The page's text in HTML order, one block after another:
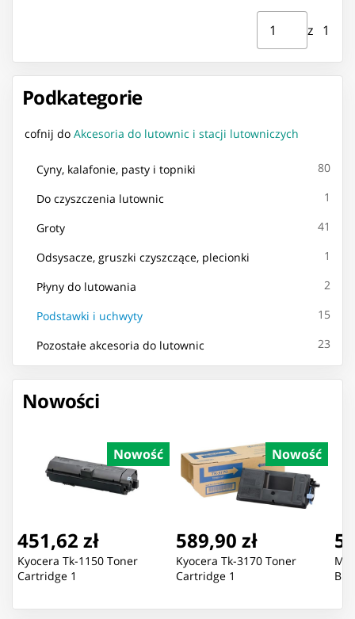
Podkategorie
cofnij do Akcesoria do lutownic i stacji lutowniczych
Cyny, kalafonie, pasty i topniki 80
Do czyszczenia lutownic 1
Groty 41
Odsysacze, gruszki czyszczące, plecionki 1
Płyny do lutowania 2
Podstawki i uchwyty 15
Pozostałe akcesoria do lutownic 23
Nowości
Nowość
451,62 zł
Kyocera Tk-1150 Toner
Cartridge 1
Nowość
589,90 zł
Kyocera Tk-3170 Toner
Cartridge 1
Strona ⁨1⁩ z ⁨1⁩
z ⁨1⁩
Przejdź do strony